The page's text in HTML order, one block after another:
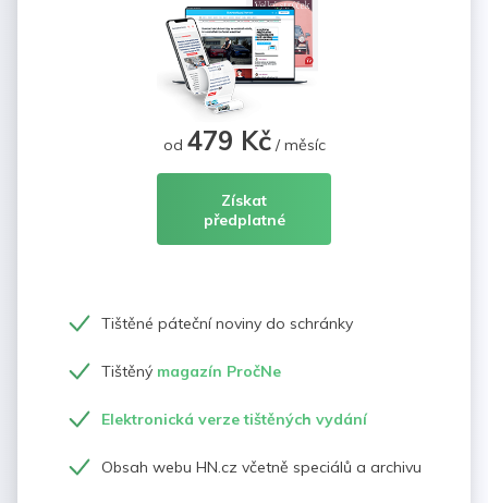
od 479 Kč/ měsíc
Získat
předplatné
Tištěné páteční noviny do schránky
Tištěný magazín PročNe
Elektronická verze tištěných vydání
Obsah webu HN.cz včetně speciálů a archivu